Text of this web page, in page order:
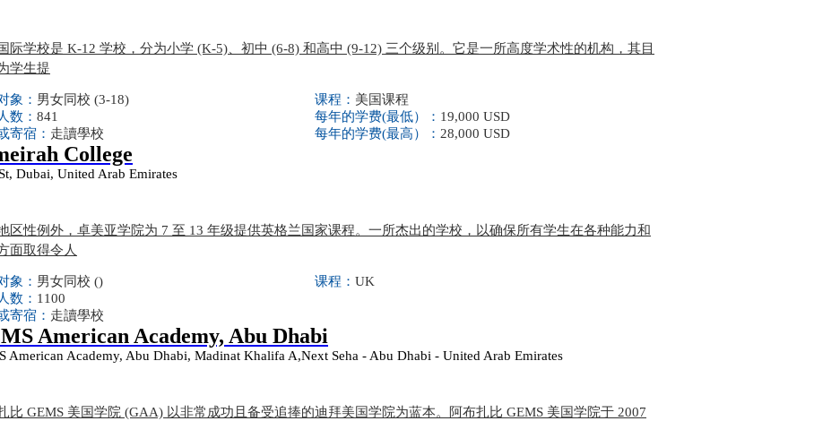
际学校是 K-12 学校，分为小学 (K-5)、初中 (6-8) 和高中 (9-12) 三个级别。它是一所高度学术性的机构，其目
学生提
象： 男女同校 (3-18)
数： 841
寄宿： 走讀學校
课程： 美国课程
每年的学费(最低）： 19,000 USD
每年的学费(最高）： 28,000 USD
College
Dubai, United Arab Emirates
区性例外，卓美亚学院为 7 至 13 年级提供英格兰国家课程。一所杰出的学校，以确保所有学生在各种能力和
面取得令人
象： 男女同校 ()
数： 1100
寄宿： 走讀學校
课程： UK
American Academy, Abu Dhabi
American Academy, Abu Dhabi, Madinat Khalifa A,Next Seha - Abu Dhabi - United Arab Emirates
比 GEMS 美国学院 (GAA) 以非常成功且备受追捧的迪拜美国学院为蓝本。阿布扎比 GEMS 美国学院于 2007